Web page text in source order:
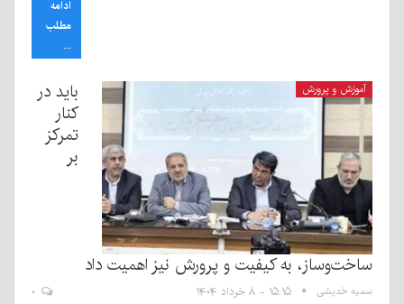
ادامه
مطلب
...
آموزش و پرورش
باید در
کنار
تمرکز
بر
ساخت‌وساز، به کیفیت و پرورش نیز اهمیت داد
سمیه خدیشی ۱۵:۱۵ - ۸ خرداد ۱۴۰۴